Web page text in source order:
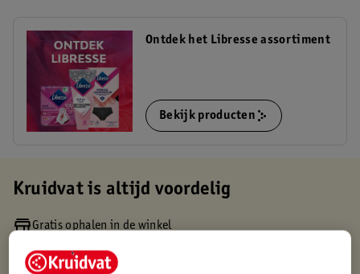
Ontdek het Libresse assortiment
Bekijk producten
Kruidvat is altijd voordelig
Gratis ophalen in de winkel
Gratis thuisbezorgd vanaf 50.00